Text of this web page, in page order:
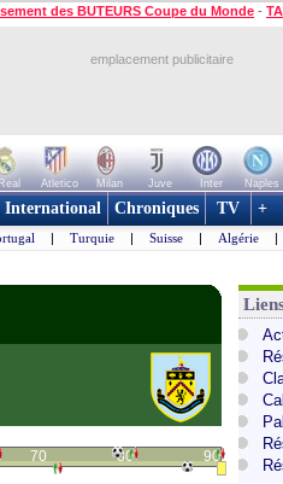
des BUTEURS Coupe du Monde -
emplacement publicitaire
Atletico Milan Juve Inter Naples
International Chroniques TV +
| Turquie | Suisse | Algérie |
70 80 90